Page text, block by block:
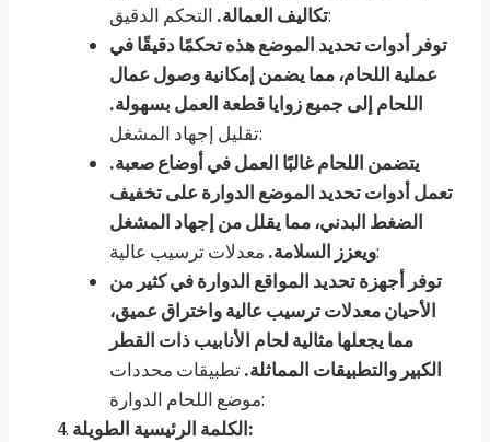
تكاليف العمالة.التحكم الدقيق:
توفر أدوات تحديد الموضع هذه تحكمًا دقيقًا في
عملية اللحام، مما يضمن إمكانية وصول عمال
اللحام إلى جميع زوايا قطعة العمل بسهولة.
تقليل إجهاد المشغل:
يتضمن اللحام غالبًا العمل في أوضاع صعبة.
تعمل أدوات تحديد الموضع الدوارة على تخفيف
الضغط البدني، مما يقلل من إجهاد المشغل
ويعزز السلامة.معدلات ترسيب عالية:
توفر أجهزة تحديد المواقع الدوارة في كثير من
الأحيان معدلات ترسيب عالية واختراق عميق،
مما يجعلها مثالية لحام الأنابيب ذات القطر
الكبير والتطبيقات المماثلة.تطبيقات محددات
موضع اللحام الدوارة:
الكلمة الرئيسية الطويلة: